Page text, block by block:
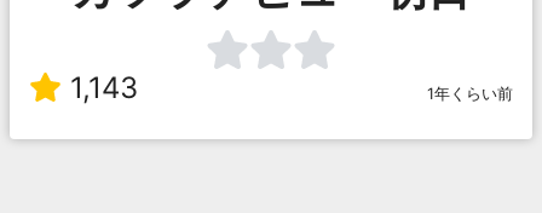
1,143 1年くらい前